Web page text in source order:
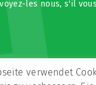
les nous, s'il
verwendet